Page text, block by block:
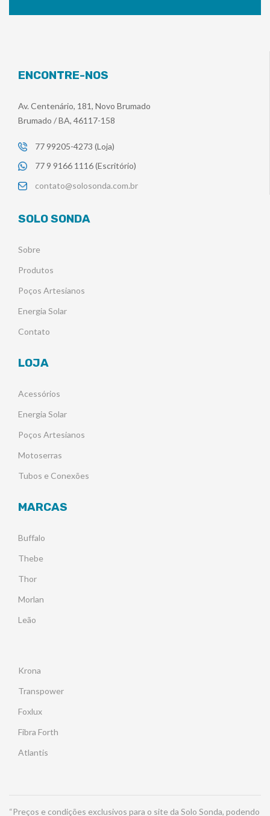
ENCONTRE-NOS
Av. Centenário, 181, Novo Brumado
Brumado / BA, 46117-158
77 99205-4273 (Loja)
77 9 9166 1116 (Escritório)
contato@solosonda.com.br
SOLO SONDA
Sobre
Produtos
Poços Artesianos
Energia Solar
Contato
LOJA
Acessórios
Energia Solar
Poços Artesianos
Motoserras
Tubos e Conexões
MARCAS
Buffalo
Thebe
Thor
Morlan
Leão
Krona
Transpower
Foxlux
Fibra Forth
Atlantis
“Preços e condições exclusivos para o site da Solo Sonda, podendo